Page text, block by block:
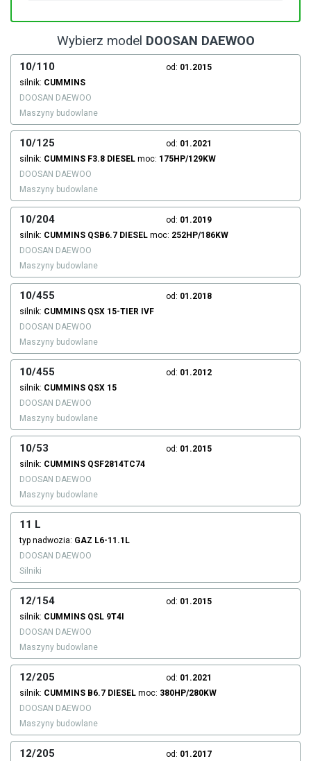
Wybierz model DOOSAN DAEWOO
10/110 od: 01.2015
silnik: CUMMINS
DOOSAN DAEWOO
Maszyny budowlane
10/125 od: 01.2021
silnik: CUMMINS F3.8 DIESEL moc: 175HP/129KW
DOOSAN DAEWOO
Maszyny budowlane
10/204 od: 01.2019
silnik: CUMMINS QSB6.7 DIESEL moc: 252HP/186KW
DOOSAN DAEWOO
Maszyny budowlane
10/455 od: 01.2018
silnik: CUMMINS QSX 15-TIER IVF
DOOSAN DAEWOO
Maszyny budowlane
10/455 od: 01.2012
silnik: CUMMINS QSX 15
DOOSAN DAEWOO
Maszyny budowlane
10/53 od: 01.2015
silnik: CUMMINS QSF2814TC74
DOOSAN DAEWOO
Maszyny budowlane
11 L
typ nadwozia: GAZ L6-11.1L
DOOSAN DAEWOO
Silniki
12/154 od: 01.2015
silnik: CUMMINS QSL 9T4I
DOOSAN DAEWOO
Maszyny budowlane
12/205 od: 01.2021
silnik: CUMMINS B6.7 DIESEL moc: 380HP/280KW
DOOSAN DAEWOO
Maszyny budowlane
12/205 od: 01.2017